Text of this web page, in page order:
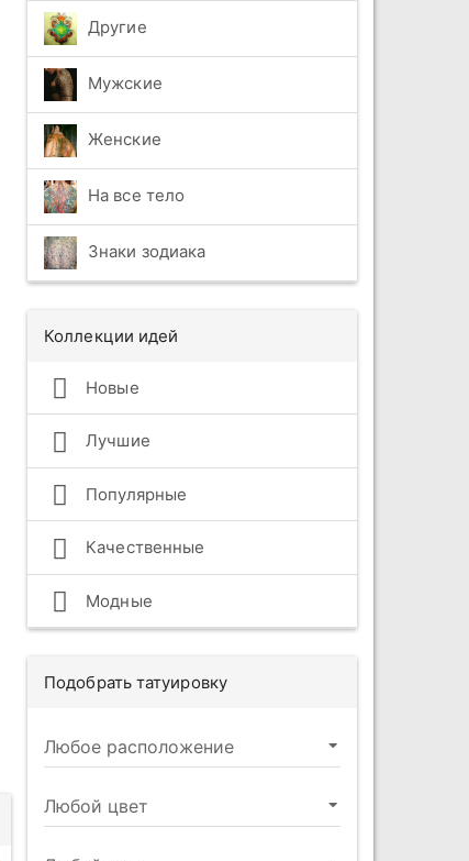
Другие
Мужские
Женские
На все тело
Знаки зодиака
Коллекции идей
Новые
Лучшие
Популярные
Качественные
Модные
Подобрать татуировку